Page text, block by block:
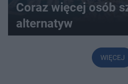
Coraz więcej osób
alternatyw
WIĘCEJ